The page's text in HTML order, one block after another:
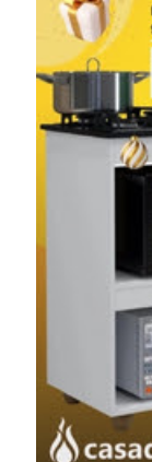
Renata D´Aguiar
Unidos pelo Padre